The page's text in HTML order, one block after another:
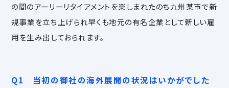
の間のアーリーリタイアメントを楽しまれたのち九州某市で新
規事業を立ち上げられ早くも地元の有名企業として新しい雇
用を生み出しておられます。
Q1 当初の御社の海外展開の状況はいかがでした